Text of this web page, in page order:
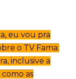
eu vou pra
o TV Fama:
inclusive a
as